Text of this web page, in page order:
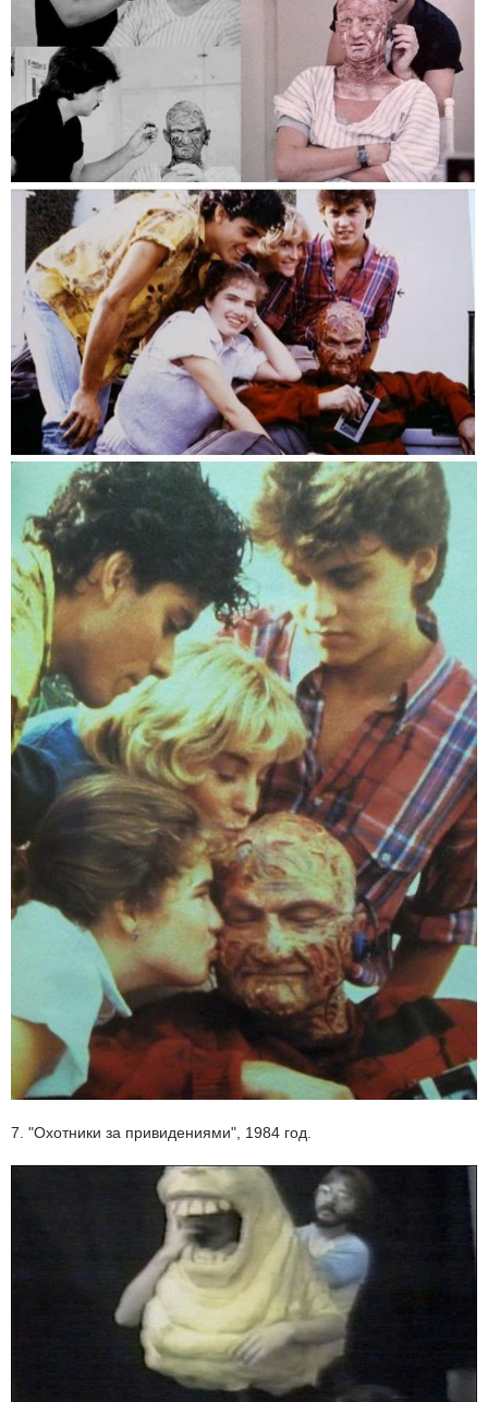
7. "Охотники за привидениями", 1984 год.